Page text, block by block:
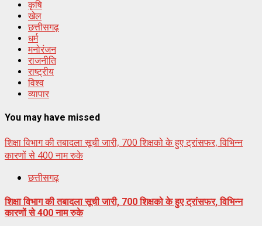
कृषि
खेल
छत्तीसगढ़
धर्म
मनोरंजन
राजनीति
राष्ट्रीय
विश्व
व्यापार
You may have missed
शिक्षा विभाग की तबादला सूची जारी, 700 शिक्षको के हुए ट्रांसफर, विभिन्न
कारणों से 400 नाम रुके
छत्तीसगढ़
शिक्षा विभाग की तबादला सूची जारी, 700 शिक्षको के हुए ट्रांसफर, विभिन्न
कारणों से 400 नाम रुके